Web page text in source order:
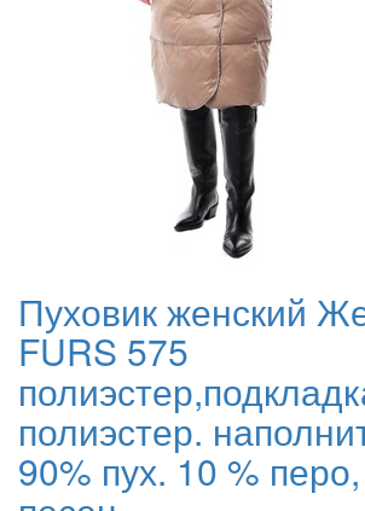
Пуховик женский
FURS 575
полиэстер.
90% пух. 10 %